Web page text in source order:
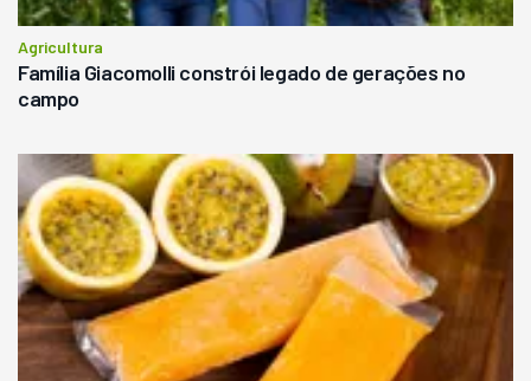
Agricultura
Família Giacomolli constrói legado de gerações no
campo